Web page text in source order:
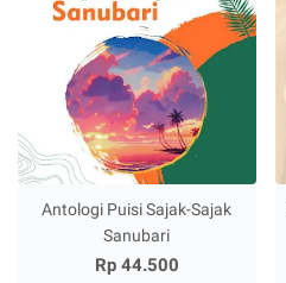
Antologi Puisi Sajak-Sajak
Sanubari
Rp 44.500